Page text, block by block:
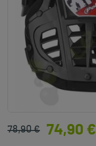
78,90 € 74,90 €